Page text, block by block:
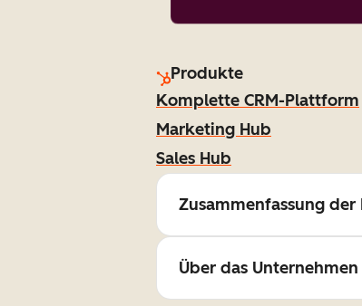
Produkte
Komplette CRM-Plattform
Marketing Hub
Sales Hub
Zusammenfassung der
Über das Unternehmen